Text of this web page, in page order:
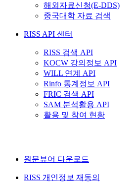
해외자료신청(E-DDS)
중국대학 자료 검색
RISS API 센터
RISS 검색 API
KOCW 강의정보 API
WILL 연계 API
Rinfo 통계정보 API
FRIC 검색 API
SAM 분석활용 API
활용 및 참여 현황
원문뷰어 다운로드
RISS 개인정보 재동의